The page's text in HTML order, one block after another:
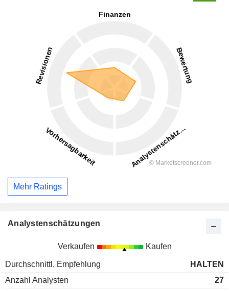
Mehr Ratings
Analystenschätzungen
Verkaufen Kaufen
Durchschnittl. Empfehlung
HALTEN
Anzahl Analysten
27